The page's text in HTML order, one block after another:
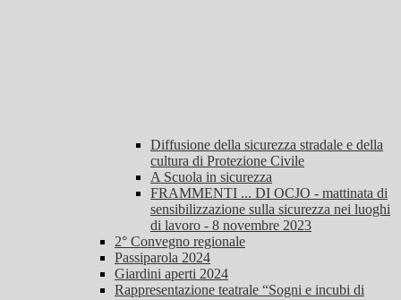
Diffusione della sicurezza stradale e della
cultura di Protezione Civile
A Scuola in sicurezza
FRAMMENTI ... DI OCJO - mattinata di
sensibilizzazione sulla sicurezza nei luoghi
di lavoro - 8 novembre 2023
2° Convegno regionale
Passiparola 2024
Giardini aperti 2024
Rappresentazione teatrale “Sogni e incubi di